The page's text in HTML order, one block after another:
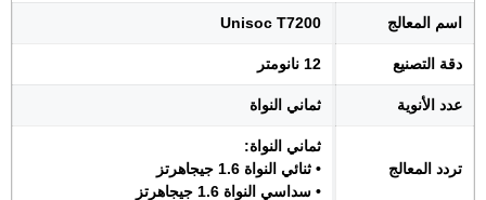
اسم المعالج Unisoc T7200
دقة التصنيع 12 نانومتر
عدد الأنوية ثماني النواة
تردد المعالج
ثماني النواة:
• ثنائي النواة 1.6 جيجاهرتز
• سداسي النواة 1.6 جيجاهرتز